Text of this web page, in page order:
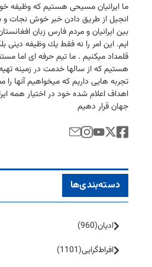
ما ایرانیان مسیحی هستیم كه وظیفه
انجیل از طریق دادن خبر خوش نجات
بین ایرانیان و مردم فارس زبان
ایم. این امر را نه فقط یك وظیفه دینی
قلمداد میكنیم . ما تیم حرفه ای اما
هستیم كه از سالها خدمت در زمینه
تجربه هایی داریم كه میخواهیم آنها را
اهداف اعلام شده خود در اختیار همه
جهان قرار دهیم
دسته‌بندی‌ها
ادیان(960)
افراط‌گرایی(1101)